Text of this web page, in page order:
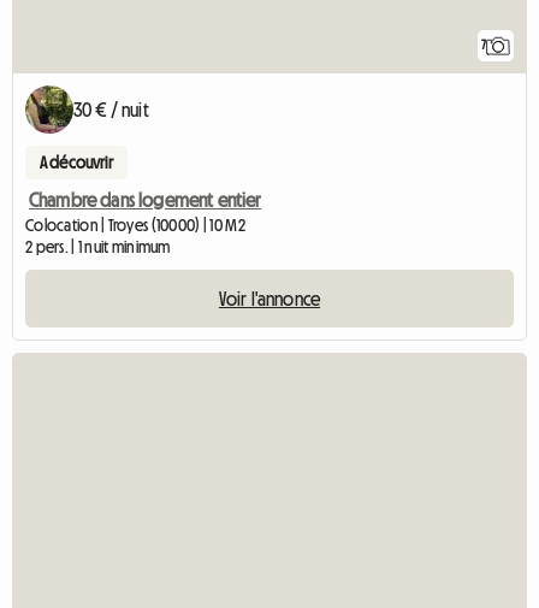
7
30 € / nuit
A découvrir
Chambre dans logement entier
Colocation | Troyes (10000) | 10 M2
2 pers. | 1 nuit minimum
Voir l'annonce